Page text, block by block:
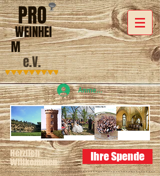
PRO
WEINHEI
M
e.V.
Anmelden
Herzlich
Willkommen
Ihre Spende